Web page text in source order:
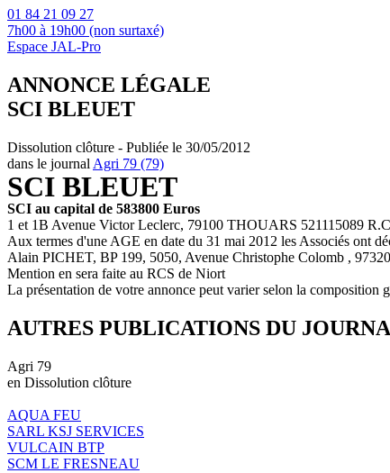
01 84 21 09 27
7h00 à 19h00 (non surtaxé)
Espace JAL-Pro
ANNONCE LÉGALE
SCI BLEUET
Dissolution clôture - Publiée le 30/05/2012
dans le journal Agri 79 (79)
SCI BLEUET
SCI au capital de 583800 Euros
1 et 1B Avenue Victor Leclerc, 79100 THOUARS 521115089
Aux termes d'une AGE en date du 31 mai 2012 les Associés ont
Alain PICHET, BP 199, 5050, Avenue Christophe Colomb ,
Mention en sera faite au RCS de Niort
La présentation de votre annonce peut varier selon la composition
AUTRES PUBLICATIONS DU
Agri 79
en Dissolution clôture
AQUA FEU
SARL KSJ SERVICES
VULCAIN BTP
SCM LE FRESNEAU